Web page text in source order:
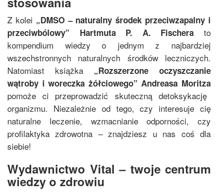
Z kolei „DMSO – naturalny środek przeciwzapalny i
przeciwbólowy” Hartmuta P. A. Fischera to
kompendium wiedzy o jednym z najbardziej
wszechstronnych naturalnych środków leczniczych.
Natomiast książka „Rozszerzone oczyszczanie
wątroby i woreczka żółciowego”Andreasa Moritza
pomoże ci przeprowadzić skuteczną detoksykację
organizmu. Niezależnie od tego, czy interesuje cię
naturalne leczenie, wzmacnianie odporności, czy
profilaktyka zdrowotna – znajdziesz u nas coś dla
siebie!
Wydawnictwo Vital – twoje centrum
wiedzy o zdrowiu